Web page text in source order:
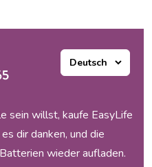
die mehrere
unterstützen.
Produkte haben
und unsere
Wachstum...
sein willst, kaufe EasyLife
dir danken, und die
wieder aufladen.